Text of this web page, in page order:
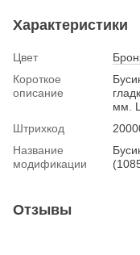
Характеристики
Цвет
Короткое
описание
мм.
Штрихкод
Название
модификации
Отзывы